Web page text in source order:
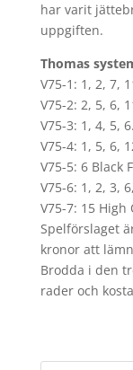
har varit
uppgiften.
Thomas
V75-1: 1, 2, 7,
V75-2: 2, 5, 6,
V75-3: 1, 4, 5,
V75-4: 1, 5, 6,
V75-5: 6 Black
V75-6: 1, 2, 3,
V75-7: 15 High
Spelförslaget
kronor att
Brodda i den
rader och